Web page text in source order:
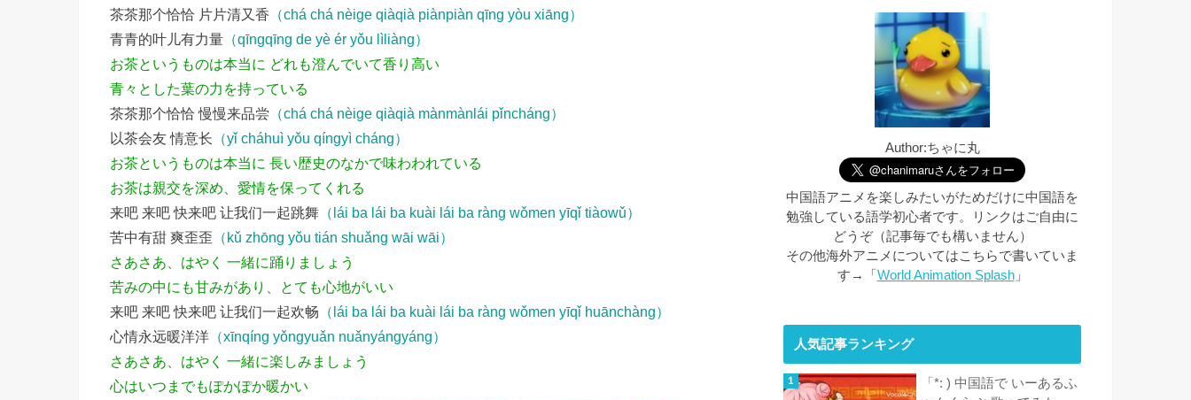
茶茶那个恰恰 片片清又香 （chá chá nèige qiàqià piànpiàn qīng yòu xiāng）
青青的叶儿有力量 （qīngqīng de yè ér yǒu lìliàng）
お茶というものは本当に どれも澄んでいて香り高い
青々とした葉の力を持っている
茶茶那个恰恰 慢慢来品尝 （chá chá nèige qiàqià mànmànlái pǐncháng）
以茶会友 情意长 （yǐ cháhuì yǒu qíngyì cháng）
お茶というものは本当に 長い歴史のなかで味わわれている
お茶は親交を深め、愛情を保ってくれる
来吧 来吧 快来吧 让我们一起跳舞 （lái ba lái ba kuài lái ba ràng wǒmen yīqǐ tiàowǔ）
苦中有甜 爽歪歪 （kǔ zhōng yǒu tián shuǎng wāi wāi）
さあさあ、はやく 一緒に踊りましょう
苦みの中にも甘みがあり、とても心地がいい
来吧 来吧 快来吧 让我们一起欢畅 （lái ba lái ba kuài lái ba ràng wǒmen yīqǐ huānchàng）
心情永远暖洋洋 （xīnqíng yǒngyuǎn nuǎnyángyáng）
さあさあ、はやく 一緒に楽しみましょう
心はいつまでもぽかぽか暖かい
Author:ちゃに丸
中国語アニメを楽しみたいがためだけに中国語を
勉強している語学初心者です。リンクはご自由に
どうぞ（記事毎でも構いません）
その他海外アニメについてはこちらで書いていま
す→「 World Animation Splash」
人気記事ランキング
「*: ) 中国語で いーあるふ